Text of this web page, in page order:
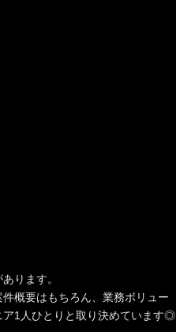
ります。
概要はもちろん、業務ボリュー
ア1人ひとりと取り決めています◎